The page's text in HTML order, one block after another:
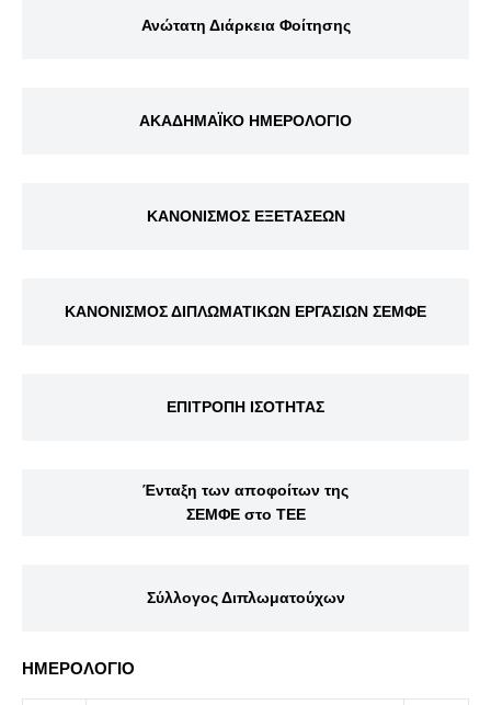
Ανώτατη Διάρκεια Φοίτησης
ΑΚΑΔΗΜΑΪΚΟ ΗΜΕΡΟΛΟΓΙΟ
ΚΑΝΟΝΙΣΜΟΣ ΕΞΕΤΑΣΕΩΝ
ΚΑΝΟΝΙΣΜΟΣ ΔΙΠΛΩΜΑΤΙΚΩΝ ΕΡΓΑΣΙΩΝ ΣΕΜΦΕ
ΕΠΙΤΡΟΠΗ ΙΣΟΤΗΤΑΣ
Ένταξη των αποφοίτων της
ΣΕΜΦΕ στο ΤΕΕ
Σύλλογος Διπλωματούχων
ΗΜΕΡΟΛΟΓΙΟ